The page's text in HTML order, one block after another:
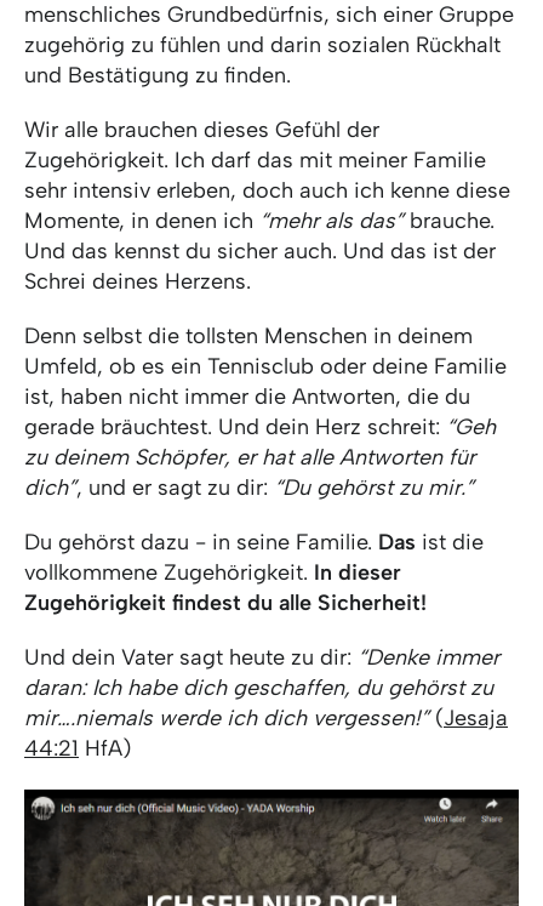
menschliches Grundbedürfnis, sich einer Gruppe
zugehörig zu fühlen und darin sozialen Rückhalt
und Bestätigung zu finden.
Wir alle brauchen dieses Gefühl der
Zugehörigkeit. Ich darf das mit meiner Familie
sehr intensiv erleben, doch auch ich kenne diese
Momente, in denen ich “mehr als das”brauche.
Und das kennst du sicher auch. Und das ist der
Schrei deines Herzens.
Denn selbst die tollsten Menschen in deinem
Umfeld, ob es ein Tennisclub oder deine Familie
ist, haben nicht immer die Antworten, die du
gerade bräuchtest. Und dein Herz schreit: “Geh
zu deinem Schöpfer, er hat alle Antworten für
dich”, und er sagt zu dir: “Du gehörst zu mir.”
Du gehörst dazu - in seine Familie. Das ist die
vollkommene Zugehörigkeit. In dieser
Zugehörigkeit findest du alle Sicherheit!
Und dein Vater sagt heute zu dir: “Denke immer
daran: Ich habe dich geschaffen, du gehörst zu
mir….niemals werde ich dich vergessen!”(Jesaja
44:21 HfA)